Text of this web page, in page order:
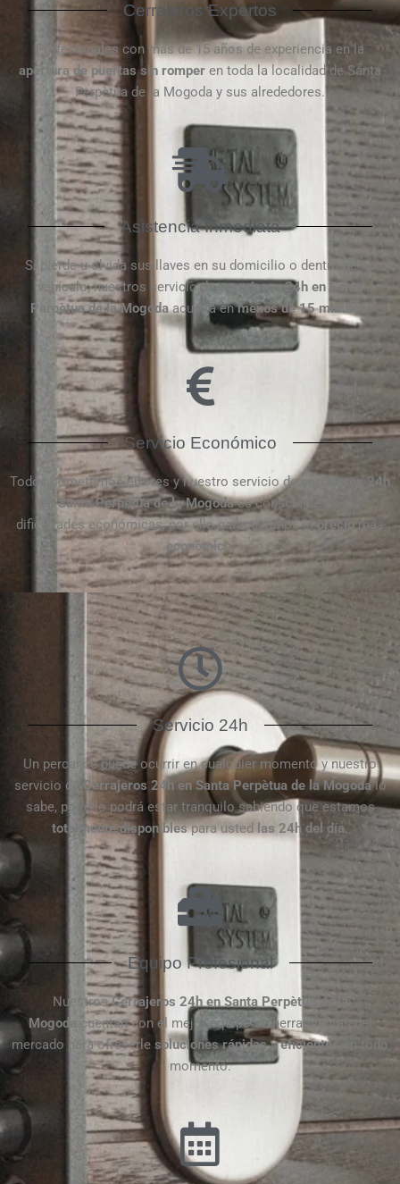
Cerrajeros Expertos
Profesionales con más de 15 años de experiencia en la
apertura de puertas sin romper en toda la localidad de Santa
Perpètua de la Mogoda y sus alrededores.
Asistencia Inmediata
Si pierde u olvida sus llaves en su domicilio o dentro de su
vehículo, nuestros servicio decerrajeros 24h en Santa
Perpètua de la Mogodaacudirá enmenos de 15 minutos
Servicio Económico
Todos cometemos errores y nuestro servicio de
cerrajeros 24h
en Santa Perpètua de la Mogodaes consciente de las
dificultades económicas, por ello garantizamos el preciomás
económico.
Servicio 24h
Un percance puede ocurrir en cualquier momento y nuestro
servicio de Cerrajeros 24h en Santa Perpètua de la Mogodalo
sabe, por ello podrá estar tranquilo sabiendo que estamos
totalmente disponiblespara usted las 24h del día.
Equipo Profesional
NuestrosCerrajeros 24h en Santa Perpètua de la
Mogoda
cuentan con el mejor equipo de herramientas del
mercado para ofrecerle soluciones rápidasyeficientes
en todo
momento.